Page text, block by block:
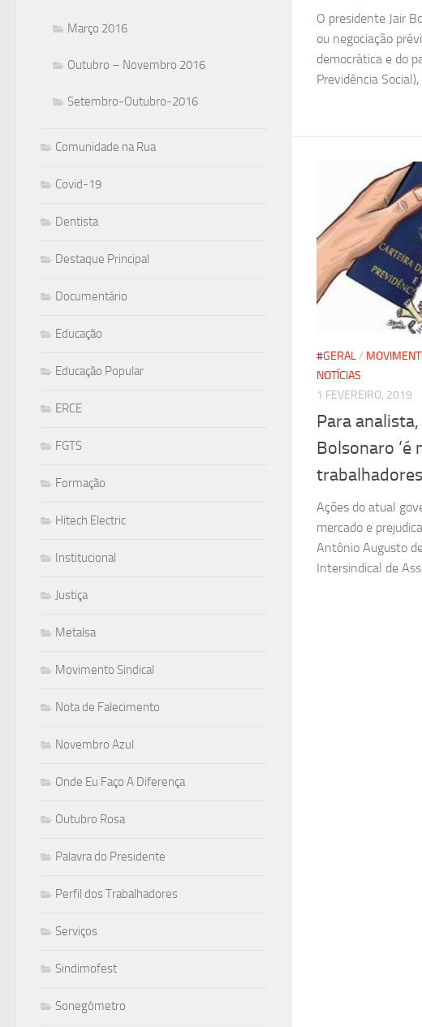
O presidente Jair
ou negociação
democrática e do
Previdência Social),
#GERAL/
NOTÍCIAS
1 FEVEREIRO, 2019
Para
Bolsonaro ‘é
trabalhadores
Ações do atual
mercado e
Antônio Augusto
Intersindical de
Março 2016
Outubro – Novembro 2016
Setembro-Outubro-2016
Comunidade na Rua
Covid-19
Dentista
Destaque Principal
Documentário
Educação
Educação Popular
ERCE
FGTS
Formação
Hitech Electric
Institucional
Justiça
Metalsa
Movimento Sindical
Nota de Falecimento
Novembro Azul
Onde Eu Faço A Diferença
Outubro Rosa
Palavra do Presidente
Perfil dos Trabalhadores
Serviços
Sindimofest
Sonegômetro